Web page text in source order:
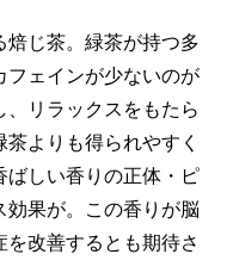
焙じ茶。緑茶が持つ多
フェインが少ないのが
リラックスをもたら
よりも得られやすく
ばしい香りの正体・ピ
効果が。この香りが脳
改善するとも期待さ